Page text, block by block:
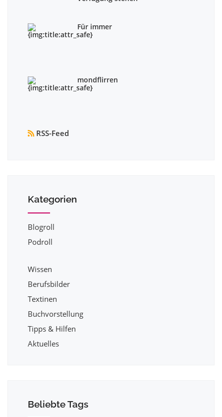
Für immer
mondflirren
RSS-Feed
Kategorien
Blogroll
Podroll
Wissen
Berufsbilder
Textinen
Buchvorstellung
Tipps & Hilfen
Aktuelles
Beliebte Tags